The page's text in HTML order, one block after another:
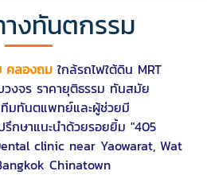
งทันตกรรม
คลองถม ใกล้รถไฟใต้ดิน MRT
งจร ราคายุติธรรม ทันสมัย
มทันตแพทย์และผู้ช่วยมี
กษาแนะนำด้วยรอยยิ้ม "405
clinic near Yaowarat, Wat
Chinatown